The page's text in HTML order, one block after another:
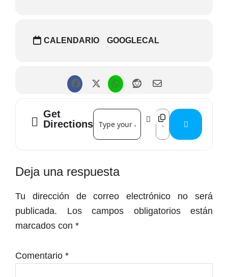
CALENDARIO GOOGLECAL
Get
Directions
Address - JÁMTRICA []Destination Address
Interacciones
con
los
lectores
Deja una respuesta
Tu dirección de correo electrónico no será
publicada.
Los campos obligatorios están
marcados con *
Comentario *